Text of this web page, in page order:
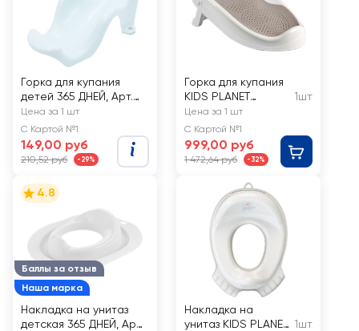
Горка для купания
детей 365 ДНЕЙ, Арт.
24-16С
Цена за 1 шт
С Картой №1
149,00 руб
210,52 руб -29%
Горка для купания
KIDS PLANET
белый/темно-
серый
1шт
Цена за 1 шт
С Картой №1
999,00 руб
1 472,64 руб -32%
Баллы за отзыв
Наша марка
4.8
Накладка на унитаз
детская 365 ДНЕЙ, Арт.
Накладка на
унитаз KIDS PLANET 1шт